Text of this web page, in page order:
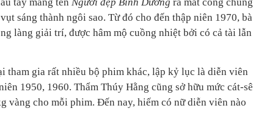
sáng thành ngôi sao. Từ đó cho đến thập niên 1970, bà
làng giải trí, được hâm mộ cuồng nhiệt bởi có cả tài lẫn
tham gia rất nhiều bộ phim khác, lập kỷ lục là diễn viên
1950, 1960. Thẩm Thúy Hằng cũng sở hữu mức cát-sê
vàng cho mỗi phim. Đến nay, hiếm có nữ diễn viên nào